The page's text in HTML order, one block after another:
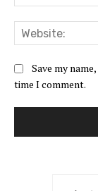
Save my
time I comment.